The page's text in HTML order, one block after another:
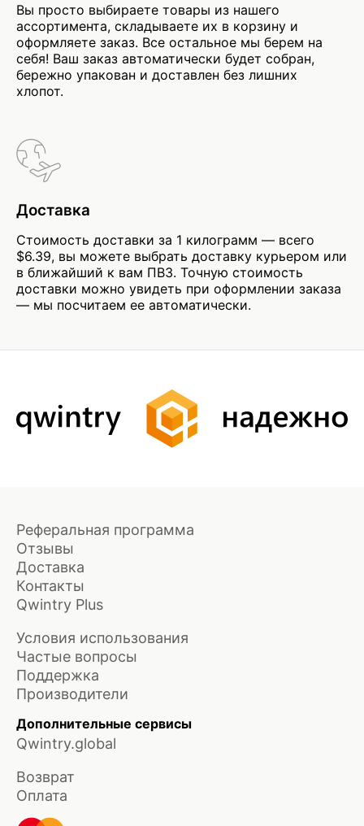
Вы просто выбираете товары из нашего
ассортимента, складываете их в корзину и
оформляете заказ. Все остальное мы берем на
себя! Ваш заказ автоматически будет собран,
бережно упакован и доставлен без лишних
хлопот.
Доставка
Стоимость доставки за 1 килограмм — всего
$6.39, вы можете выбрать доставку курьером или
в ближайший к вам ПВЗ. Точную стоимость
доставки можно увидеть при оформлении заказа
— мы посчитаем ее автоматически.
Реферальная программа
Отзывы
Доставка
Контакты
Qwintry Plus
Условия использования
Частые вопросы
Поддержка
Производители
Дополнительные сервисы
Qwintry.global
Возврат
Оплата